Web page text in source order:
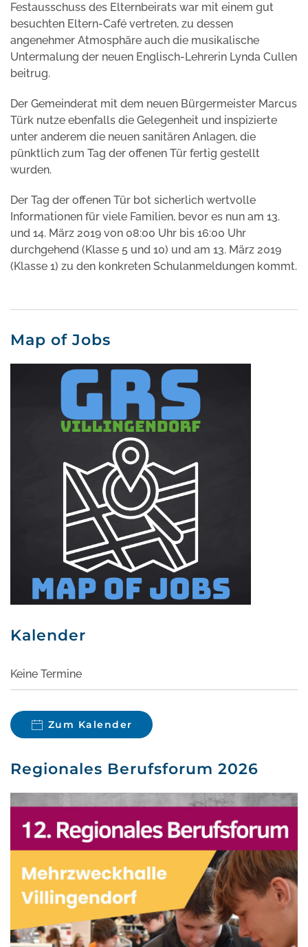
Festausschuss des Elternbeirats war mit einem gut
besuchten Eltern-Café vertreten, zu dessen
angenehmer Atmosphäre auch die musikalische
Untermalung der neuen Englisch-Lehrerin Lynda Cullen
beitrug.
Der Gemeinderat mit dem neuen Bürgermeister Marcus
Türk nutze ebenfalls die Gelegenheit und inspizierte
unter anderem die neuen sanitären Anlagen, die
pünktlich zum Tag der offenen Tür fertig gestellt
wurden.
Der Tag der offenen Tür bot sicherlich wertvolle
Informationen für viele Familien, bevor es nun am 13.
und 14. März 2019 von 08:00 Uhr bis 16:00 Uhr
durchgehend (Klasse 5 und 10) und am 13. März 2019
(Klasse 1) zu den konkreten Schulanmeldungen kommt.
Map of Jobs
Kalender
Keine Termine
Zum Kalender
Regionales Berufsforum 2026